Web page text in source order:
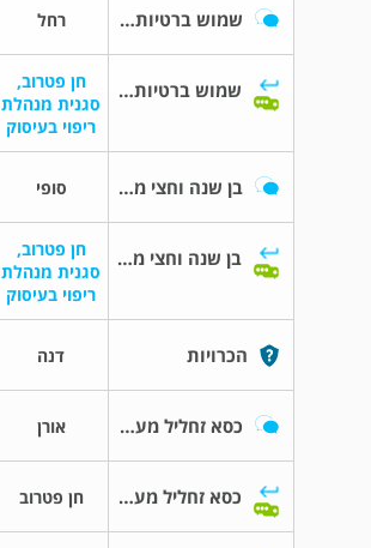
שמוש ברטיות בפנים רחל
שמוש ברטיות בפנים
חן פטרוב,
סגנית מנהלת
ריפוי בעיסוק
בן שנה וחצי מסובב סופי
בן שנה וחצי מסובב
חן פטרוב,
סגנית מנהלת
ריפוי בעיסוק
הכרויות דנה
כסא זחליל מעלה מדרגות אורן
כסא זחליל מעלה מדרגות חן פטרוב